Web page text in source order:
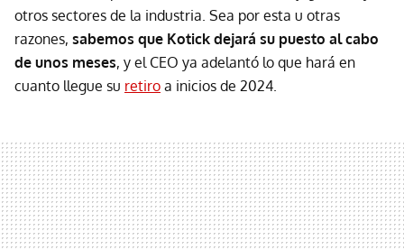
otros sectores de la industria. Sea por esta u otras
razones, sabemos que Kotick dejará su puesto al cabo
de unos meses, y el CEO ya adelantó lo que hará en
cuanto llegue su retiro a inicios de 2024.